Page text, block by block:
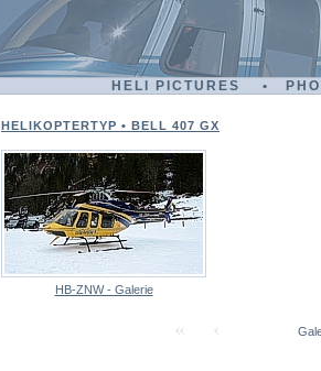
HELI PICTURES •
HELIKOPTERTYP • BELL 407 GX
HB-ZNW - Galerie